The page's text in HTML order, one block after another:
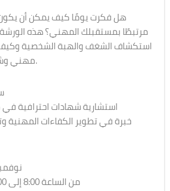
هل فكرت يومًا كيف يمكن أن يكون
مرتبطًا بمستقبلك المهني؟ هذه
استكشاف الشغف والهبة الشخصية
مهني وشخصي متوازن وملهم.
• استشارية شهادات احترافية
• 📅 16 نوفمبر
• ⏰ من الساعة 8:00 إلى 10:00 مساءً